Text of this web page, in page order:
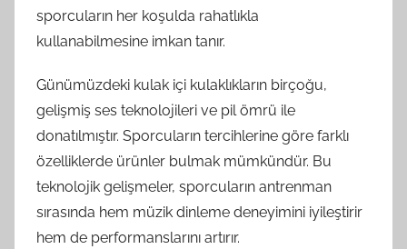
sporcuların her koşulda rahatlıkla
kullanabilmesine imkan tanır.
Günümüzdeki kulak içi kulaklıkların birçoğu,
gelişmiş ses teknolojileri ve pil ömrü ile
donatılmıştır. Sporcuların tercihlerine göre farklı
özelliklerde ürünler bulmak mümkündür. Bu
teknolojik gelişmeler, sporcuların antrenman
sırasında hem müzik dinleme deneyimini iyileştirir
hem de performanslarını artırır.